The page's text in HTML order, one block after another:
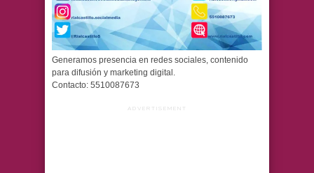
Generamos presencia en redes sociales, contenido
para difusión y marketing digital.
Contacto: 5510087673
ADVERTISEMENT